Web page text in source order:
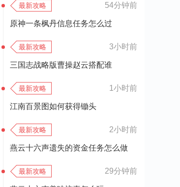
最新攻略 54分钟前
原神一条枫丹信息任务怎么过
最新攻略 3小时前
三国志战略版曹操赵云搭配谁
最新攻略 1小时前
江南百景图如何获得锄头
最新攻略 2小时前
燕云十六声‌遗失的资金任务怎么做
最新攻略 29分钟前